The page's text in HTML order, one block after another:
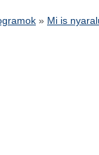
» Mi is